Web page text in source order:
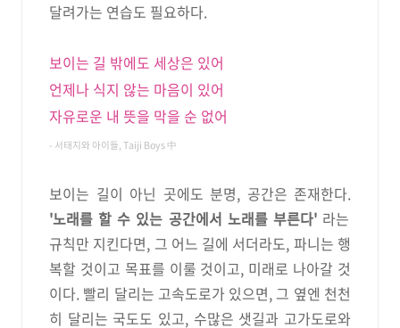
달려가는 연습도 필요하다.
보이는 길 밖에도 세상은 있어
언제나 식지 않는 마음이 있어
자유로운 내 뜻을 막을 순 없어
- 서태지와 아이들, Taiji Boys 中
보이는 길이 아닌 곳에도 분명, 공간은 존재한다.
'노래를 할 수 있는 공간에서 노래를 부른다'라는
규칙만 지킨다면, 그 어느 길에 서더라도, 파니는 행
복할 것이고 목표를 이룰 것이고, 미래로 나아갈 것
이다. 빨리 달리는 고속도로가 있으면, 그 옆엔 천천
히 달리는 국도도 있고, 수많은 샛길과 고가도로와